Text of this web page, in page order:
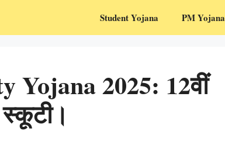
Student Yojana PM Yojana
Yojana 2025: 12वीं